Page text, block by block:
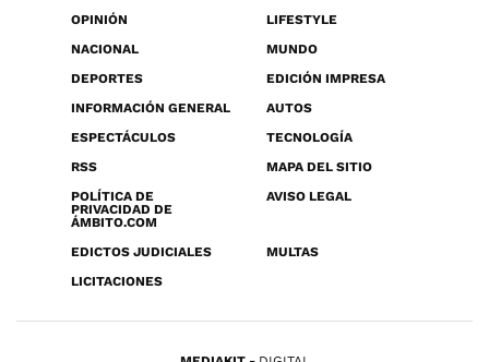
OPINIÓN
LIFESTYLE
NACIONAL
MUNDO
DEPORTES
EDICIÓN IMPRESA
INFORMACIÓN GENERAL
AUTOS
ESPECTÁCULOS
TECNOLOGÍA
RSS
MAPA DEL SITIO
POLÍTICA DE
PRIVACIDAD DE
ÁMBITO.COM
AVISO LEGAL
EDICTOS JUDICIALES
MULTAS
LICITACIONES